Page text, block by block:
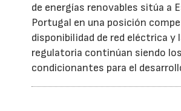
de energías renovables sitúa a
Portugal en una posición
disponibilidad de red eléctrica y
regulatoria continúan siendo
condicionantes para el